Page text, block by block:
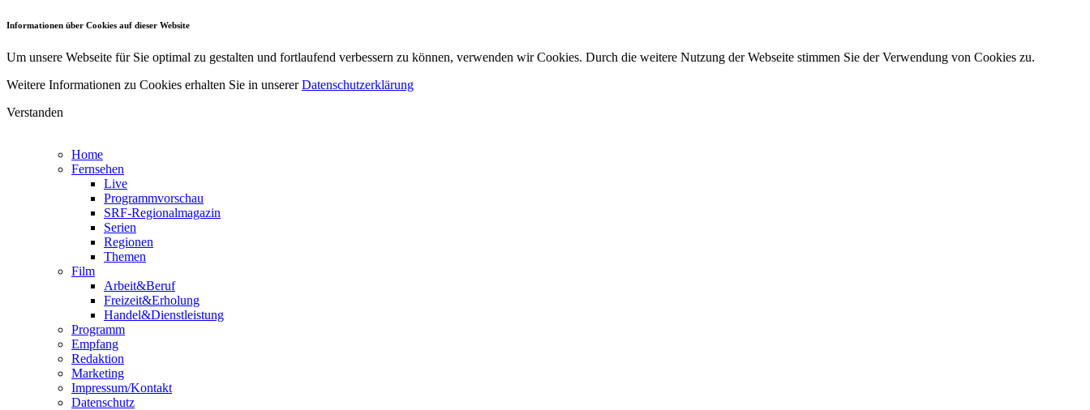
Informationen über Cookies auf dieser Website
Um unsere Webseite für Sie optimal zu gestalten und fortlaufend verbessern zu können, verwenden wir Cookies. Durch die weitere Nutzung der Webseite stimmen Sie der Verwendung von Cookies zu.
Weitere Informationen zu Cookies erhalten Sie in unsererDatenschutzerklärung
Verstanden
Home
Fernsehen
Live
Programmvorschau
SRF-Regionalmagazin
Serien
Regionen
Themen
Film
Arbeit&Beruf
Freizeit&Erholung
Handel&Dienstleistung
Programm
Empfang
Redaktion
Marketing
Impressum/Kontakt
Datenschutz